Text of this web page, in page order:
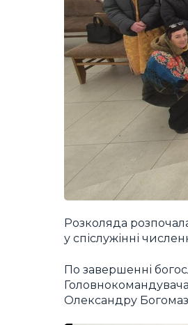
Розколяда
у спіслужінні
По завершенні
Олександру